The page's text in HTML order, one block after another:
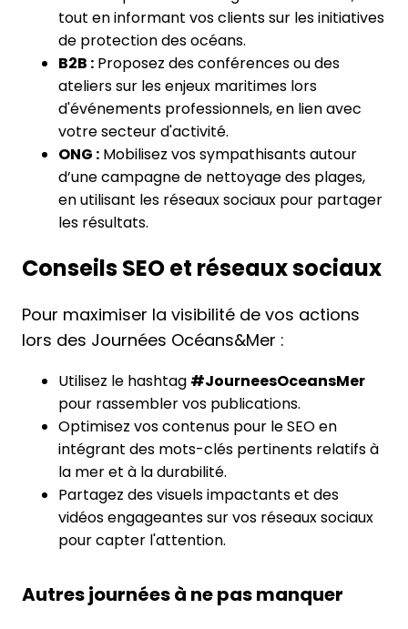
tout en informant vos clients sur les initiatives
de protection des océans.
B2B : Proposez des conférences ou des
ateliers sur les enjeux maritimes lors
d'événements professionnels, en lien avec
votre secteur d'activité.
ONG : Mobilisez vos sympathisants autour
d’une campagne de nettoyage des plages,
en utilisant les réseaux sociaux pour partager
les résultats.
Conseils SEO et réseaux sociaux
Pour maximiser la visibilité de vos actions
lors des Journées Océans&Mer :
Utilisez le hashtag #JourneesOceansMer
pour rassembler vos publications.
Optimisez vos contenus pour le SEO en
intégrant des mots-clés pertinents relatifs à
la mer et à la durabilité.
Partagez des visuels impactants et des
vidéos engageantes sur vos réseaux sociaux
pour capter l'attention.
Autres journées à ne pas manquer